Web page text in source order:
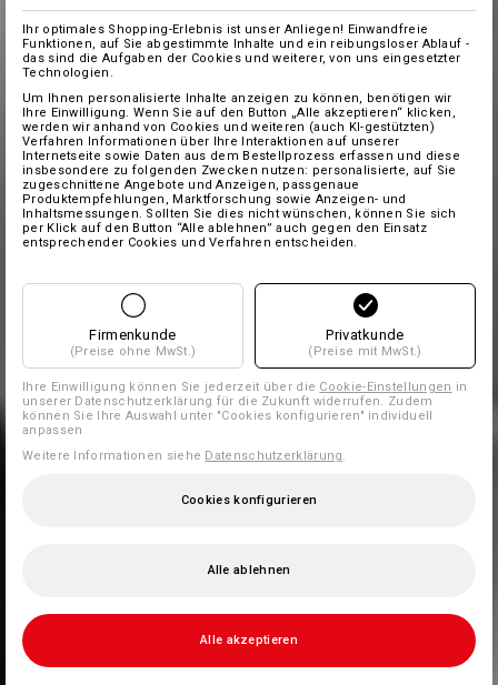
Ihr optimales Shopping-Erlebnis ist unser Anliegen! Einwandfreie
Funktionen, auf Sie abgestimmte Inhalte und ein reibungsloser Ablauf -
das sind die Aufgaben der Cookies und weiterer, von uns eingesetzter
Technologien.
Um Ihnen personalisierte Inhalte anzeigen zu können, benötigen wir
Ihre Einwilligung. Wenn Sie auf den Button „Alle akzeptieren“ klicken,
werden wir anhand von Cookies und weiteren (auch KI-gestützten)
Verfahren Informationen über Ihre Interaktionen auf unserer
Internetseite sowie Daten aus dem Bestellprozess erfassen und diese
insbesondere zu folgenden Zwecken nutzen: personalisierte, auf Sie
zugeschnittene Angebote und Anzeigen, passgenaue
Produktempfehlungen, Marktforschung sowie Anzeigen- und
Inhaltsmessungen. Sollten Sie dies nicht wünschen, können Sie sich
per Klick auf den Button “Alle ablehnen” auch gegen den Einsatz
entsprechender Cookies und Verfahren entscheiden.
Firmenkunde
(Preise ohne MwSt.)
Privatkunde
(Preise mit MwSt.)
Ihre Einwilligung können Sie jederzeit über die Cookie-Einstellungen in
unserer Datenschutzerklärung für die Zukunft widerrufen. Zudem
können Sie Ihre Auswahl unter "Cookies konfigurieren" individuell
anpassen
Weitere Informationen siehe Datenschutzerklärung.
Cookies konfigurieren
Alle ablehnen
Alle akzeptieren